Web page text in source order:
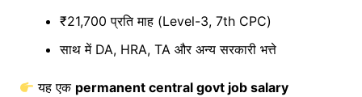
₹21,700 प्रति माह (Level-3, 7th CPC)
साथ में DA, HRA, TA और अन्य सरकारी भत्ते
यह एक permanent central govt job salary